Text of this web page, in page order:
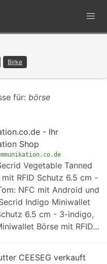
Birke
für: börse
- Ihr
Shop
Vegetable Tanned
RFID Schutz 6.5 cm -
NFC mit Android und
Indigo Miniwallet
6.5 cm - 3-indigo,
Börse mit RFID…
CEESEG verkauft